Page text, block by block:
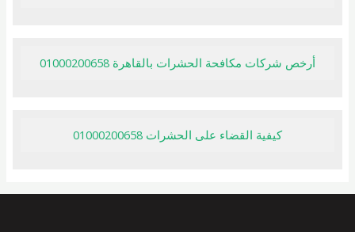
أرخص شركات مكافحة الحشرات بالقاهرة 01000200658
كيفية القضاء على الحشرات 01000200658